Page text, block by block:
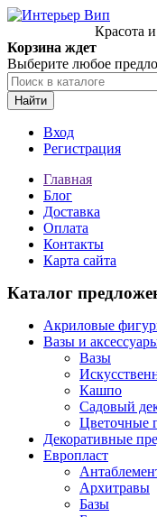
Красота
Корзина ждет
Выберите любое
Найти
Вход
Регистрация
Главная
Блог
Доставка
Оплата
Контакты
Карта сайта
Каталог
Акриловые
Вазы и
Вазы
Кашпо
Садовый
Цветочные
Декоративные
Европласт
Архитравы
Базы